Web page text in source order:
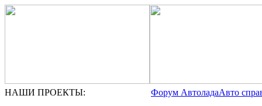
НАШИ ПРОЕКТЫ: Форум АвтоладаАвто